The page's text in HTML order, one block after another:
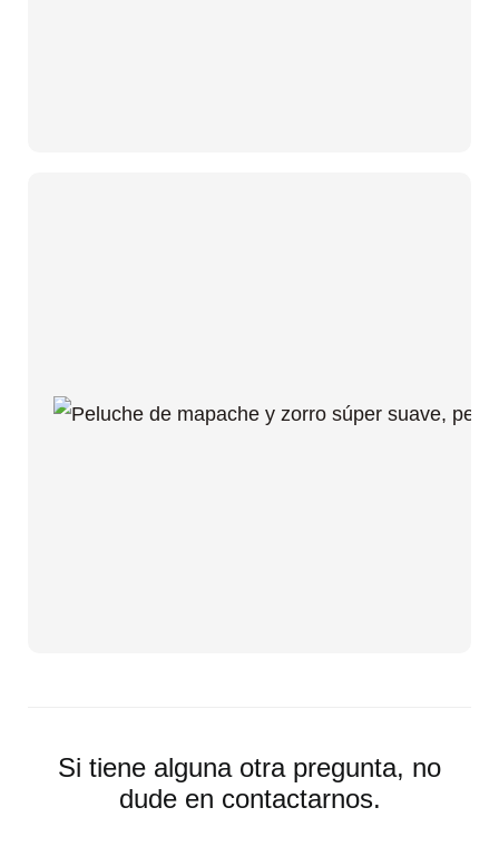
Si tiene alguna otra pregunta, no
dude en contactarnos.